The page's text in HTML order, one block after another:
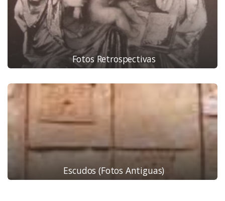
Fotos Retrospectivas
Escudos (fotos Antiguas)